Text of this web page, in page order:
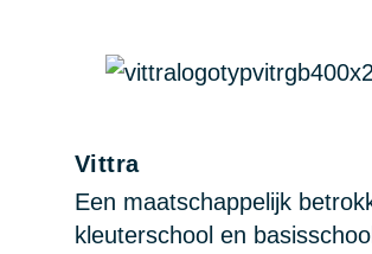
Vittra
Een maatschappelijk
kleuterschool en basisschool